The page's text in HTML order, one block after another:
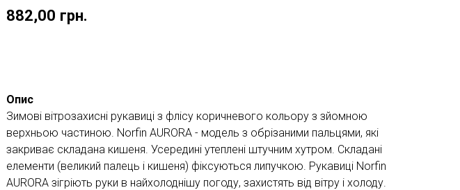
882,00 грн.
Опис
Зимові вітрозахисні рукавиці з флісу коричневого кольору з зйомною
верхньою частиною. Norfin AURORA - модель з обрізаними пальцями, які
закриває складана кишеня. Усередині утеплені штучним хутром. Складані
елементи (великий палець і кишеня) фіксуються липучкою. Рукавиці Norfin
AURORA зігріють руки в найхолоднішу погоду, захистять від вітру і холоду.